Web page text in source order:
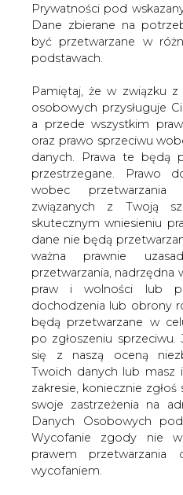
Prywatności pod
Dane zbierane na
być przetwarzane w
podstawach.
Pamiętaj, że w związku
osobowych przysługuje
a przede wszystkim
oraz prawo sprzeciwu
danych. Prawa te będą
przestrzegane. Prawo
wobec
związanych z Twoją
skutecznym wniesieniu
dane nie będą
ważna prawnie
przetwarzania, nadrzędna
praw i wolności lub
dochodzenia lub obrony
będą przetwarzane w
po zgłoszeniu sprzeciwu.
się z naszą oceną
Twoich danych lub masz
zakresie, koniecznie
swoje zastrzeżenia na
Danych Osobowych
Wycofanie zgody nie
prawem
wycofaniem.
Kurtyka: dla MKiŚ
jest zapewnienie
gospodarce
energii
Bezpieczeństwo i
systemu
wzrostu generacji
rozmów podczas V
Innowacyjności
XXI w.". W
odbyła się 26 marca
minister klimatu i